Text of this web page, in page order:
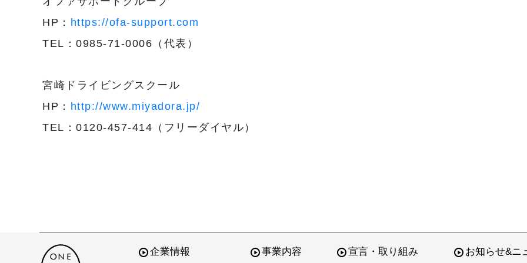
HP： https://ofa-support.com
TEL：0985-71-0006（代表）
宮崎ドライビングスクール
HP： http://www.miyadora.jp/
TEL：0120-457-414（フリーダイヤル）
企業情報 事業内容 宣言・取り組み お知らせ&ニ